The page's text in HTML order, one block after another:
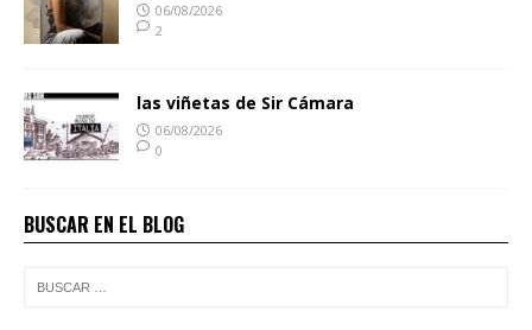
06/08/2026
2
las viñetas de Sir Cámara
06/08/2026
0
BUSCAR EN EL BLOG